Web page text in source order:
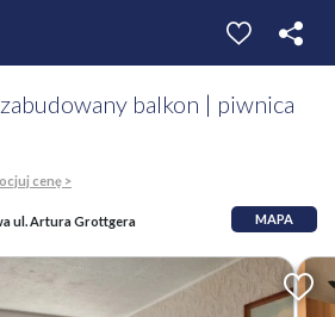
balkon | piwnica
cenę >
ul. Artura Grottgera MAPA